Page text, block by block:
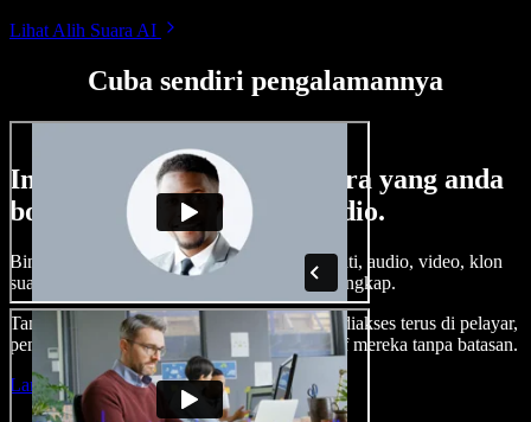
Lihat Alih Suara AI
Cuba sendiri pengalamannya
Ini hanya sebahagian perkara yang anda
boleh buat di Speechify Studio.
Bina suara latar, tambah imej stok tanpa royalti, audio, video, klon
suara anda, untuk projek audio video yang lengkap.
Tanpa keluk pembelajaran dan semua boleh diakses terus di pelayar,
pencipta boleh realisasikan segala idea kreatif mereka tanpa batasan.
Lancarkan Studio